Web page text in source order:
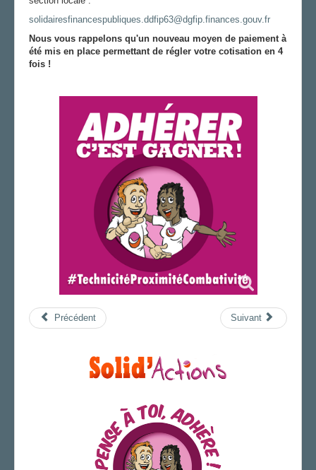
solidairesfinancespubliques.ddfip63@dgfip.finances.gouv.fr
Nous vous rappelons qu'un nouveau moyen de paiement à
été mis en place permettant de régler votre cotisation en 4
fois !
Précédent Suivant